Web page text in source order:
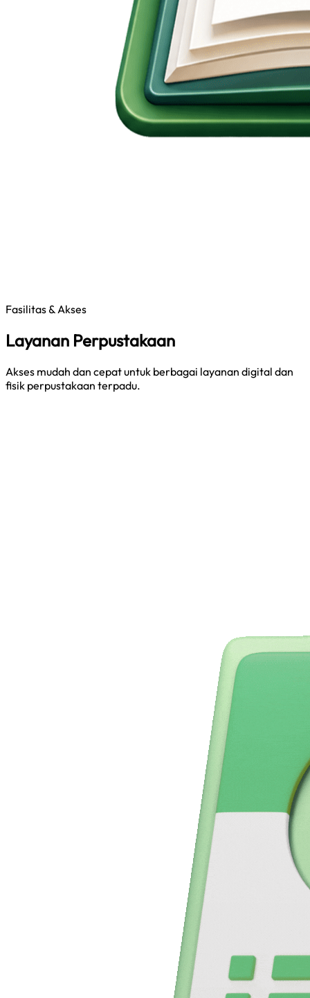
Fasilitas & Akses
Layanan Perpustakaan
Akses mudah dan cepat untuk berbagai layanan digital dan
fisik perpustakaan terpadu.